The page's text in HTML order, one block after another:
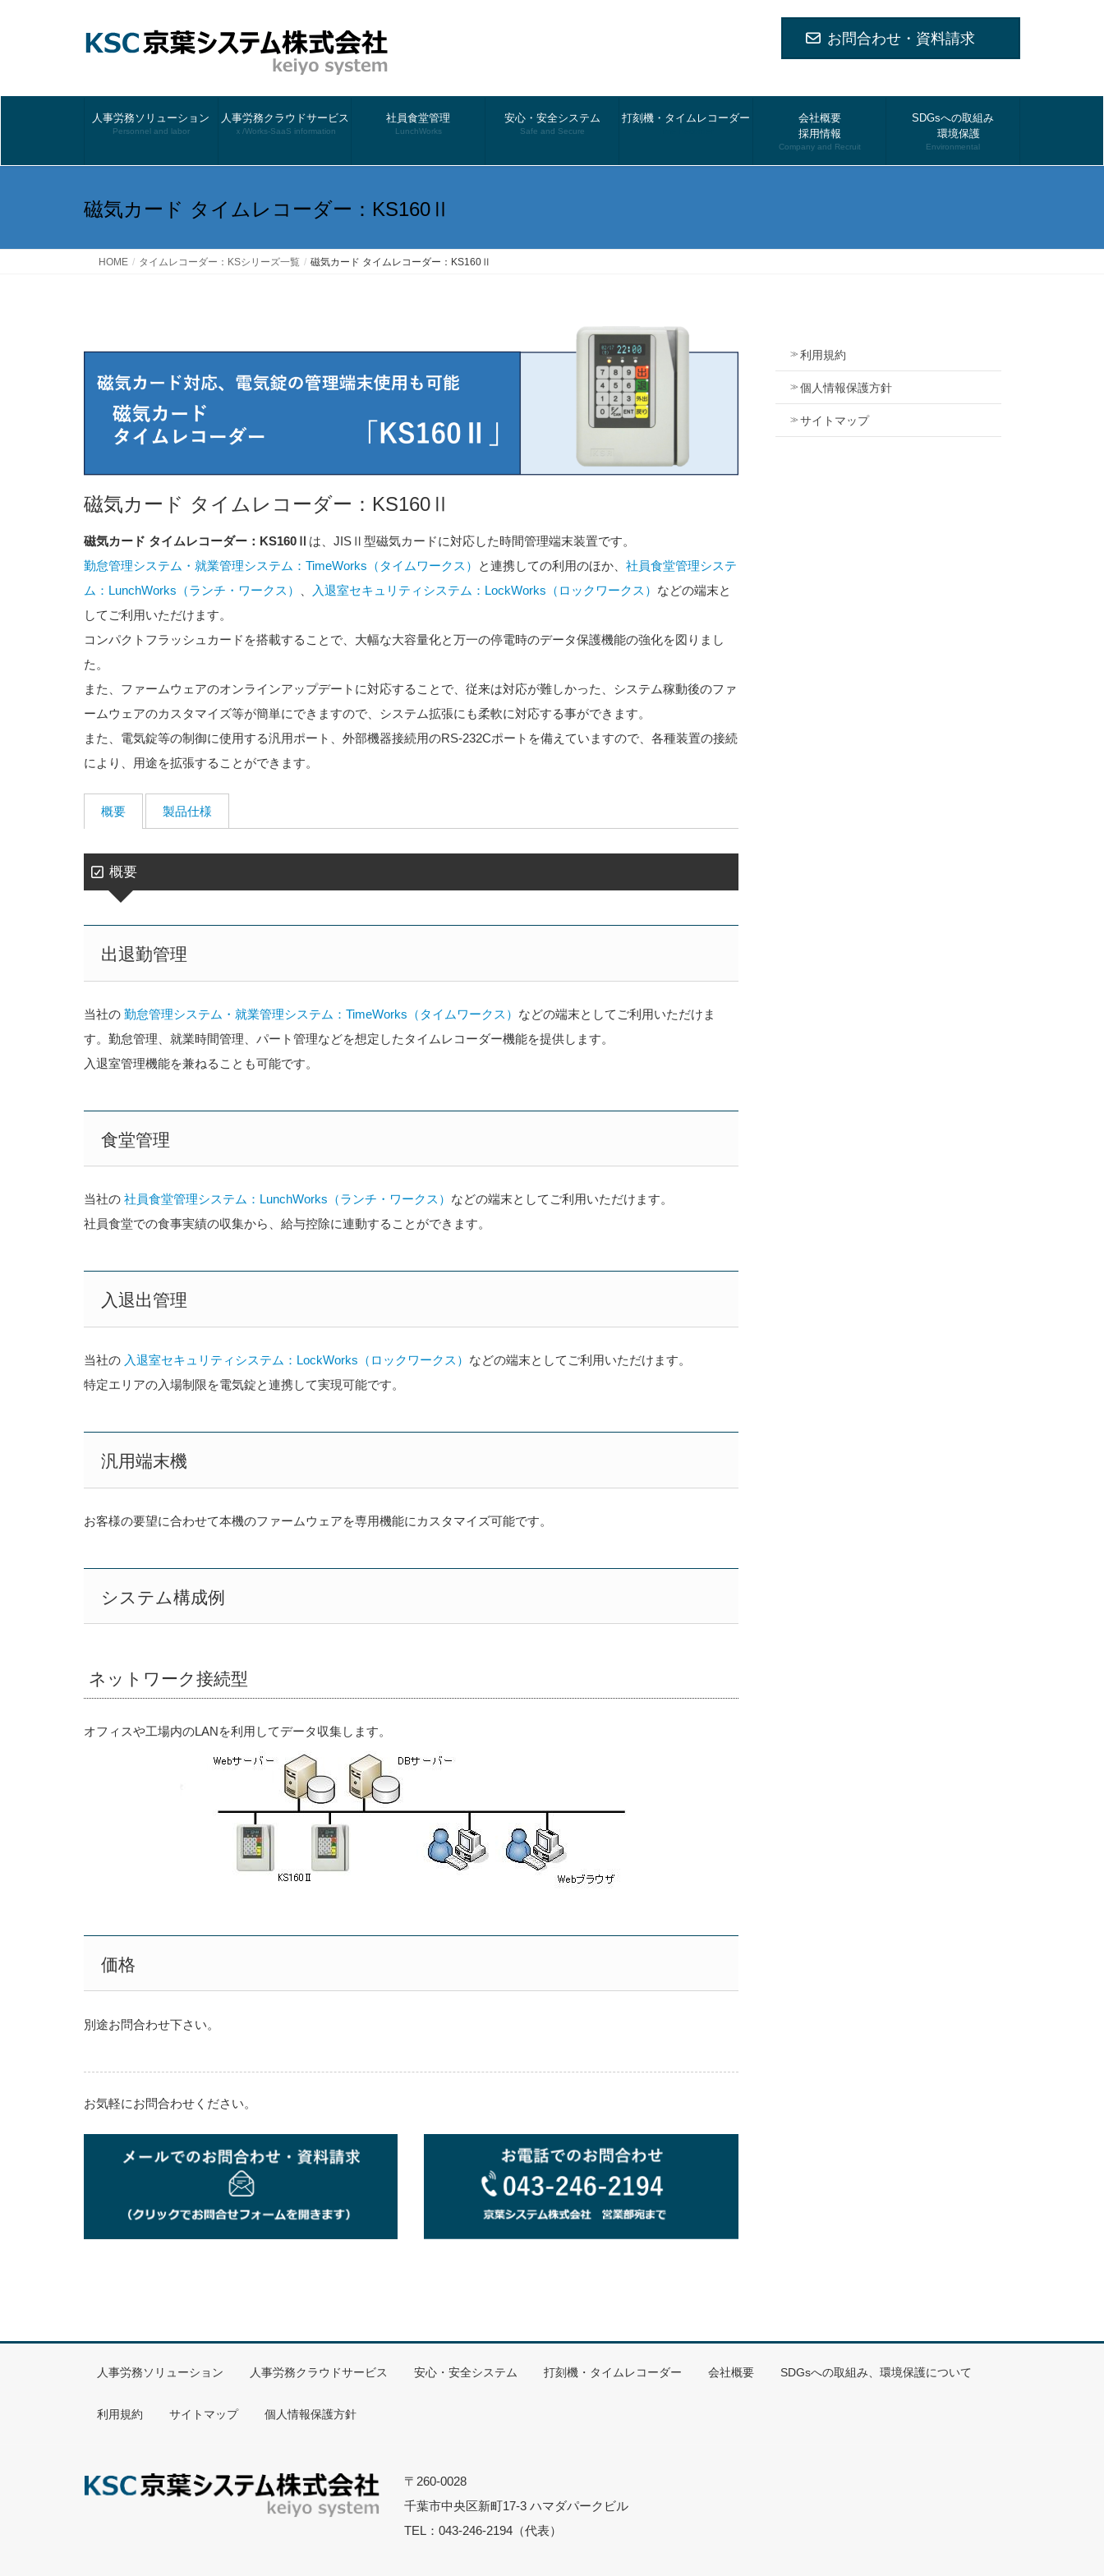
お問合わせ・資料請求
人事労務ソリューション
Personnel and labor
人事労務クラウドサービス
ｘ/Works-SaaS information
社員食堂管理
LunchWorks
安心・安全システム
Safe and Secure
打刻機・タイムレコーダー
会社概要
採用情報
Company and Recruit
SDGsへの取組み
環境保護
Environmental
磁気カード タイムレコーダー：KS160Ⅱ
HOME タイムレコーダー：KSシリーズ一覧 磁気カード タイムレコーダー：KS160Ⅱ
磁気カード タイムレコーダー：KS160Ⅱ
磁気カード タイムレコーダー：KS160Ⅱ は、JISⅡ型磁気カードに対応した時間管理端末装置です。
勤怠管理システム・就業管理システム：TimeWorks（タイムワークス）
と連携しての利用のほか、 社員食堂管理システ
ム：LunchWorks（ランチ・ワークス）
入退室セキュリティシステム：LockWorks（ロックワークス） などの端末と
してご利用いただけます。
コンパクトフラッシュカードを搭載することで、大幅な大容量化と万一の停電時のデータ保護機能の強化を図りまし
た。
また、ファームウェアのオンラインアップデートに対応することで、従来は対応が難しかった、システム稼動後のファ
ームウェアのカスタマイズ等が簡単にできますので、システム拡張にも柔軟に対応する事ができます。
また、電気錠等の制御に使用する汎用ポート、外部機器接続用のRS-232Cポートを備えていますので、各種装置の接続
により、用途を拡張することができます。
概要 製品仕様
概要
出退勤管理
当社の 勤怠管理システム・就業管理システム：TimeWorks（タイムワークス） などの端末としてご利用いただけま
す。勤怠管理、就業時間管理、パート管理などを想定したタイムレコーダー機能を提供します。
入退室管理機能を兼ねることも可能です。
食堂管理
当社の 社員食堂管理システム：LunchWorks（ランチ・ワークス） などの端末としてご利用いただけます。
社員食堂での食事実績の収集から、給与控除に連動することができます。
入退出管理
当社の 入退室セキュリティシステム：LockWorks（ロックワークス） などの端末としてご利用いただけます。
特定エリアの入場制限を電気錠と連携して実現可能です。
汎用端末機
お客様の要望に合わせて本機のファームウェアを専用機能にカスタマイズ可能です。
システム構成例
ネットワーク接続型
オフィスや工場内のLANを利用してデータ収集します。
価格
別途お問合わせ下さい。
製品仕様
表示方式 VFD 112×16ドット（16文字×2行／8文字×1行）
データ部
入力データ 50,000件（CFカード）
チェックデー
汎用ポート C接点（1回路）、I/Oポート トランジスタ出力 4、フォトカプラ入力 4
100BASE-TX/10BASE-Tオートネゴシエーション 1ポート、外部機器接続用RS-
お気軽にお問合わせください。
利用規約
個人情報保護方針
サイトマップ
人事労務ソリューション 人事労務クラウドサービス 安心・安全システム 打刻機・タイムレコーダー 会社概要 SDGsへの取組み、環境保護について
利用規約 サイトマップ 個人情報保護方針
〒260-0028
千葉市中央区新町17-3 ハマダパークビル
TEL：043-246-2194（代表）